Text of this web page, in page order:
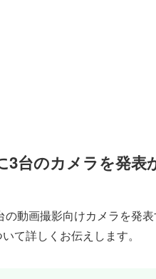
3台のカメラを発表
の動画撮影向けカメラを発
て詳しくお伝えします。